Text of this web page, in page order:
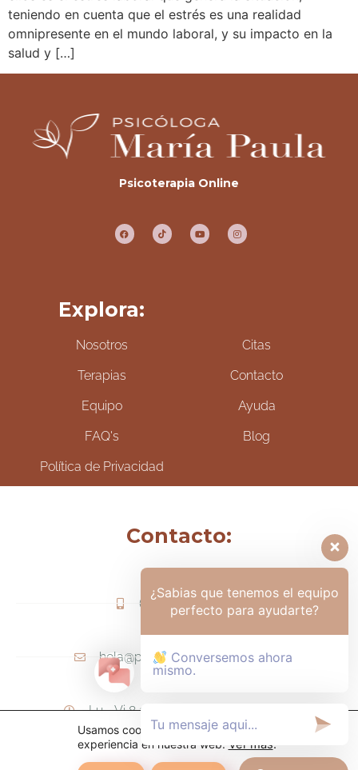
teniendo en cuenta que el estrés es una realidad
omnipresente en el mundo laboral, y su impacto en la
salud y […]
Psicoterapia Online
Explora:
Nosotros
Terapias
Equipo
FAQ's
Política de Privacidad
Citas
Contacto
Ayuda
Blog
Contacto:
(+57) 317-6006425
hola@psicologamariapaula.com
Lu - Vi 8 am a 6 pm - Sa 8am - 12m
Usamos cookies para ofrecerte la mejor
experiencia en nuestra web. Ver más.
¿Sabias que tenemos el equipo
perfecto para ayudarte?
Conversemos ahora
mismo.